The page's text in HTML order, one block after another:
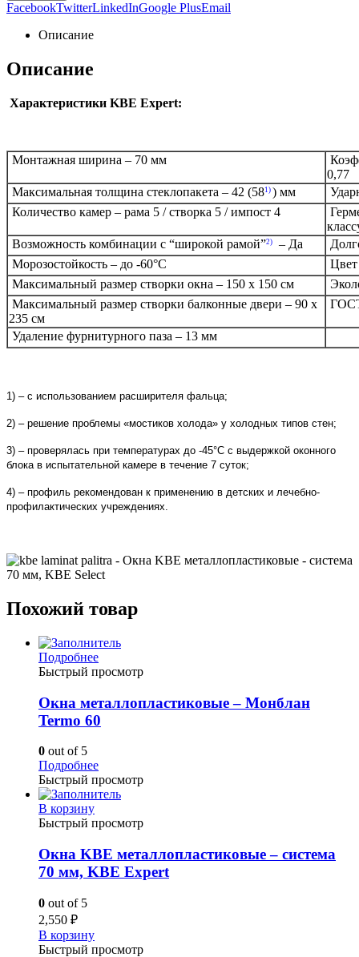
FacebookTwitterLinkedInGoogle PlusEmail
Описание
Описание
Характеристики KBE Expert:
Монтажная ширина – 70 мм
0,77
Максимальная толщина стеклопакета – 42 (581) ) мм
Количество камер – рама 5 / створка 5 / импост 4
Возможность комбинации с “широкой рамой”2) – Да
Морозостойкость – до -60°С
Цвет
Максимальный размер створки окна – 150 х 150 см
Максимальный размер створки балконные двери – 90 х
235 см
Удаление фурнитурного паза – 13 мм
1) – с использованием расширителя фальца;
2) – решение проблемы «мостиков холода» у холодных типов стен;
3) – проверялась при температурах до -45°С с выдержкой оконного
блока в испытательной камере в течение 7 суток;
4) – профиль рекомендован к применению в детских и лечебно-
профилактических учреждениях.
Похожий товар
Подробнее
Быстрый просмотр
Окна металлопластиковые – Монблан
Termo 60
0 out of 5
Подробнее
Быстрый просмотр
В корзину
Быстрый просмотр
Окна KBE металлопластиковые – система
70 мм, KBE Expert
0 out of 5
2,550 ₽
В корзину
Быстрый просмотр